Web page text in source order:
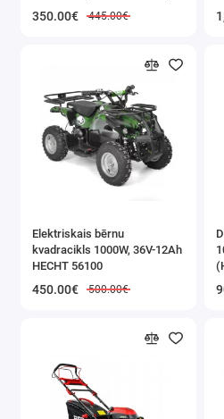
CO noteikšanas
ppm
Degošu gāzu
no zemākās pieļaujamās
Sensori: elektroķīmiskie
Barošanas avots:
Hz
Enerģijas patēriņš:
Darbības apstākļi:
-
<95%; spiediens 86–106
350.00€ 445.00€
Elektriskais bērnu
kvadracikls 1000W, 36V-12Ah
HECHT 56100
450.00€ 500.00€